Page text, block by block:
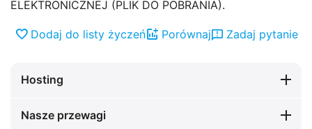
ELEKTRONICZNEJ (PLIK DO POBRANIA).
Dodaj do listy życzeń Porównaj Zadaj pytanie
Hosting
Nasze przewagi